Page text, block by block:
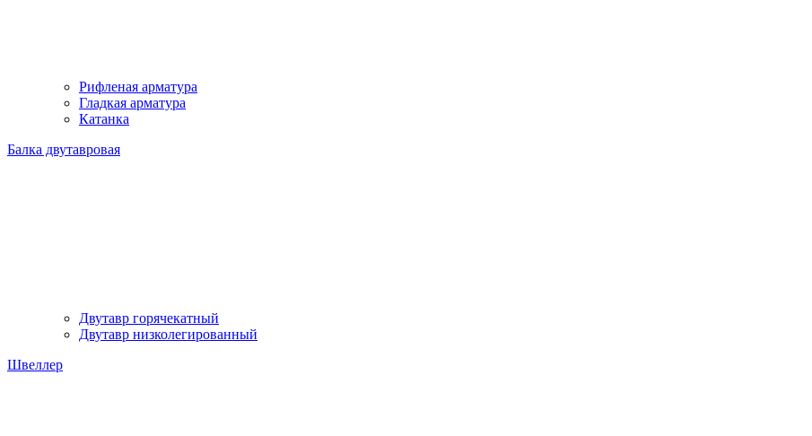
Рифленая арматура
Гладкая арматура
Катанка
Балка двутавровая
Двутавр горячекатный
Двутавр низколегированный
Швеллер